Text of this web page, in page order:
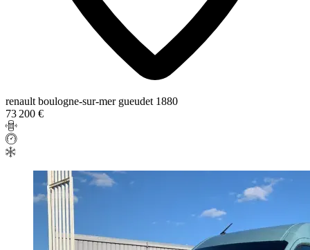
renault boulogne-sur-mer gueudet 1880
73 200 €